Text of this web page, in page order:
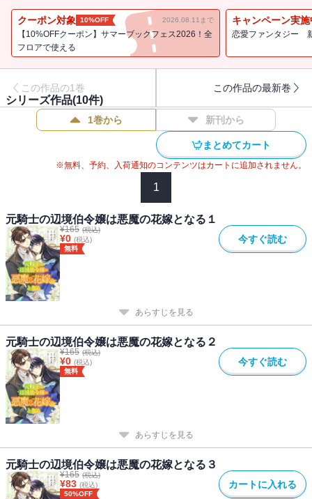
あくまでも三年限定の白い結婚生活を貫くつもりだった二人は次第
に心を通わせていく。
元騎士の辺境伯令嬢と、強面で勘違いされがちな王太子のすれ違い
クーポン対象 10%OFF 2026.08.11まで
【10%OFFクーポン】サマーブックフェス2026！全
フロアで使える
キャンペーン実施
恋愛ファンタジー
この作品の1巻 この作品の最新巻
シリーズ作品(10件)
1巻から 新刊から
まとめてカート
※無料、予約、入荷通知のコンテンツはカートに追加されません。
1
元騎士の辺境伯令嬢は悪魔の花嫁となる１
¥165 (税込)
¥0 (税込)
無料
今すぐ読む
あらすじを見る
元騎士の辺境伯令嬢は悪魔の花嫁となる２
¥165 (税込)
¥0 (税込)
無料
今すぐ読む
あらすじを見る
元騎士の辺境伯令嬢は悪魔の花嫁となる３
¥165 (税込)
¥83 (税込)
50%OFF
カートに入れる